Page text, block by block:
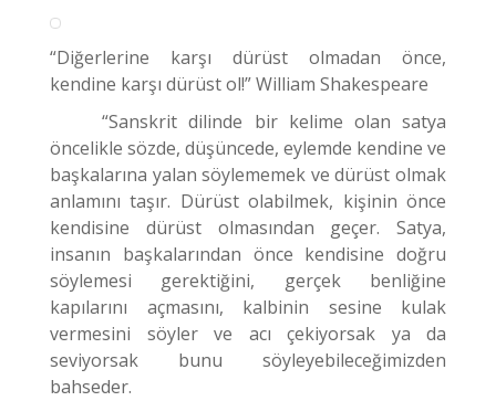
“Diğerlerine karşı dürüst olmadan önce,
kendine karşı dürüst ol!” William Shakespeare
“Sanskrit dilinde bir kelime olan satya
öncelikle sözde, düşüncede, eylemde kendine ve
başkalarına yalan söylememek ve dürüst olmak
anlamını taşır. Dürüst olabilmek, kişinin önce
kendisine dürüst olmasından geçer. Satya,
insanın başkalarından önce kendisine doğru
söylemesi gerektiğini, gerçek benliğine
kapılarını açmasını, kalbinin sesine kulak
vermesini söyler ve acı çekiyorsak ya da
seviyorsak bunu söyleyebileceğimizden
bahseder.